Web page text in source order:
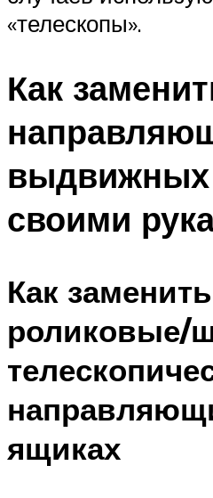
«телескопы».
Как
своими
Как заменить
роликовые/
ящиках